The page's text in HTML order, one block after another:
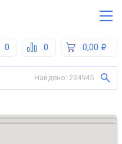
0,00
0
0
Найдено: 234945